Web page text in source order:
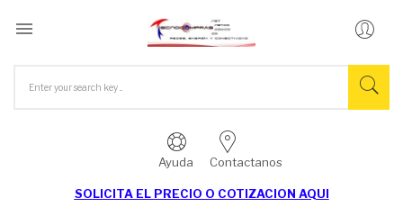

Ayuda Contactanos
SOLICITA EL PRECIO O COTIZACION AQUI